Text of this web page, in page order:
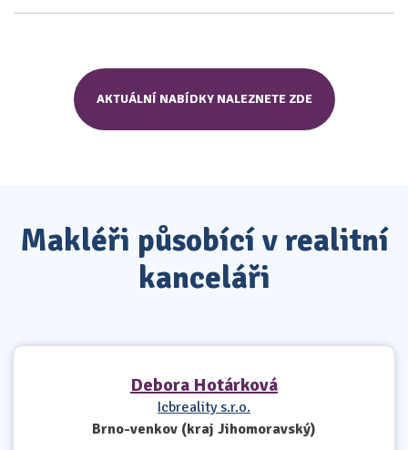
AKTUÁLNÍ NABÍDKY NALEZNETE ZDE
Makléři působící v realitní
kanceláři
Debora Hotárková
Icbreality s.r.o.
Brno-venkov (kraj Jihomoravský)